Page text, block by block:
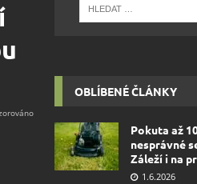
OBLÍBENÉ ČLÁNKY
Pokuta až
nesprávné
Záleží i na
1.6.2026